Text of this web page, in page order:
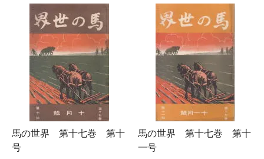
馬の世界 第十七巻 第十
号
馬の世界 第十七巻 第十
一号